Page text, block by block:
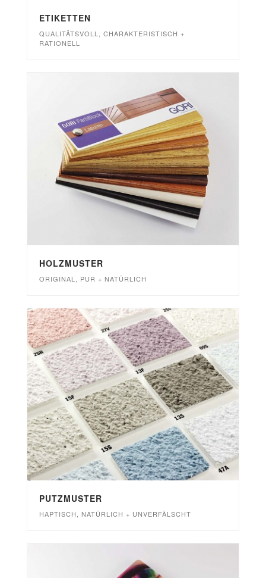
ETIKETTEN
QUALITÄTSVOLL, CHARAKTERISTISCH +
RATIONELL
HOLZMUSTER
ORIGINAL, PUR + NATÜRLICH
PUTZMUSTER
HAPTISCH, NATÜRLICH + UNVERFÄLSCHT